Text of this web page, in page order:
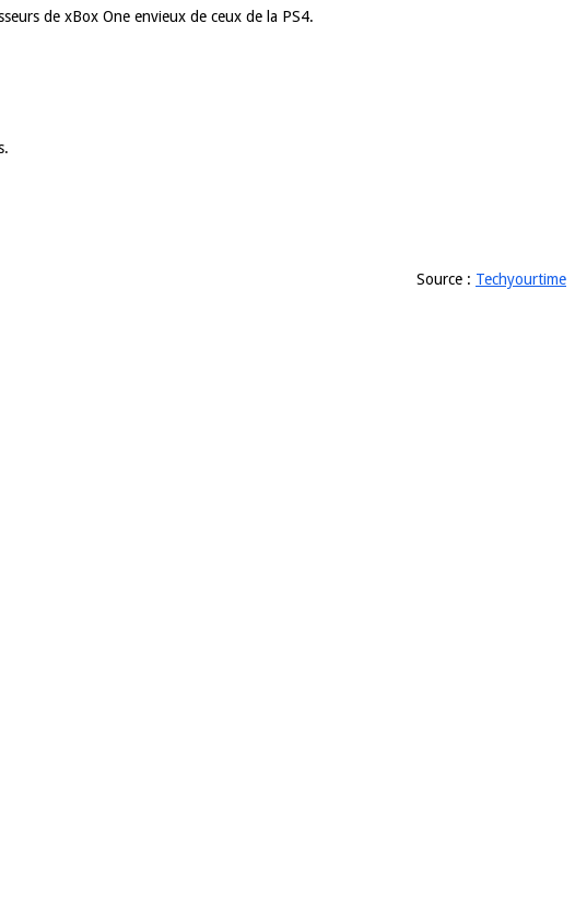
de xBox One envieux de ceux de la PS4.
Source : Techyourtime